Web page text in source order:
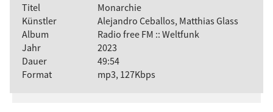
Titel
Monarchie
Künstler
Alejandro Ceballos, Matthias Glass
Album
Radio free FM :: Weltfunk
Jahr
2023
Dauer
49:54
Format
mp3, 127Kbps